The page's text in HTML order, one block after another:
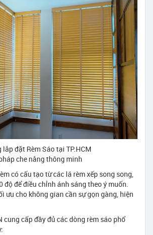
đặt Rèm Sáo tại TP.HCM
che nắng thông minh
có cấu tạo từ các lá rèm xếp song song,
độ để điều chỉnh ánh sáng theo ý muốn.
ưu cho không gian cần sự gọn gàng, hiện
cung cấp đầy đủ các dòng rèm sáo phổ